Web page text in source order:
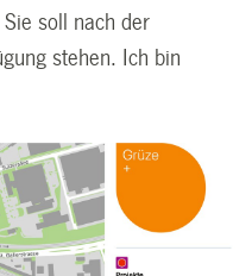
soll nach der
stehen. Ich bin